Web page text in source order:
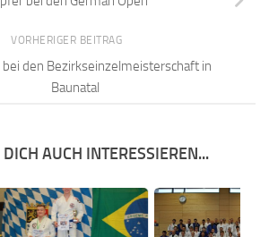
VORHERIGER BEITRAG
den Bezirkseinzelmeisterschaft in
Baunatal
AUCH INTERESSIEREN...